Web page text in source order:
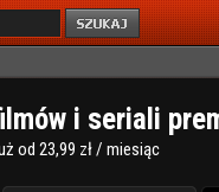
i seriali
od 23,99 zł / miesiąc